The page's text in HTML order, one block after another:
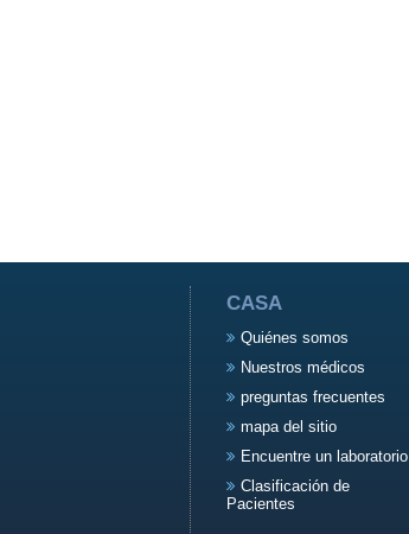
CASA
Quiénes somos
Nuestros médicos
preguntas frecuentes
mapa del sitio
Encuentre un laboratorio
Clasificación de
Pacientes